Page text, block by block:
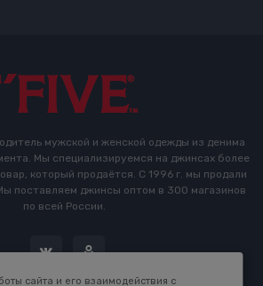
мужской и женской одежды из денима
Мы специализируемся на джинсах более
который продаётся. С 1996 г. мы продали
поставляем джинсы оптом в 300 магазинов
по всей России.
сайта и его взаимодействия с